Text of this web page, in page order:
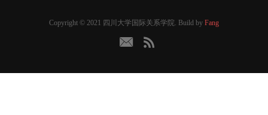
Copyright © 2021 四川大学国际关系学院. Build by Fang